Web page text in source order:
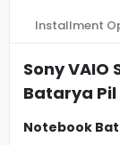
Installment
Sony VAIO
Batarya Pil
Notebook